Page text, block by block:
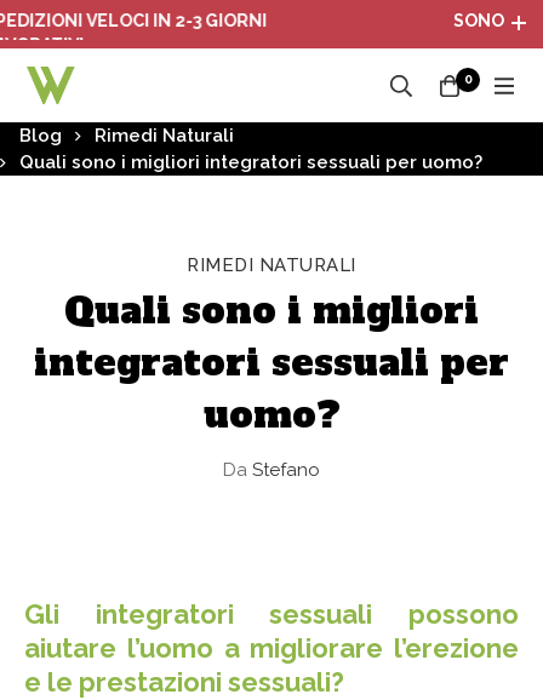
VELOCI IN 2-3 GIORNI
SONO ATTIVI I
0
Blog
Rimedi Naturali
Quali sono i migliori integratori sessuali per uomo?
RIMEDI NATURALI
Quali sono i migliori
integratori sessuali per
uomo?
Da Stefano
Gli integratori sessuali possono
aiutare l’uomo a migliorare l’erezione
e le prestazioni sessuali?